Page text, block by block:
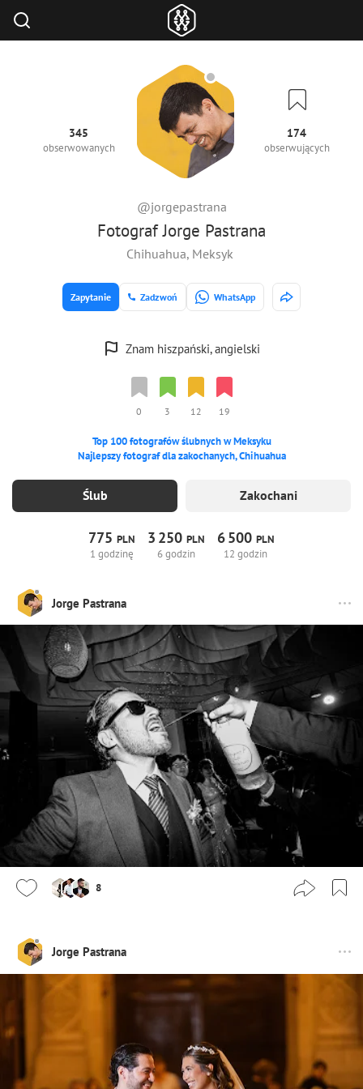
Fotograf Jorge Pastrana
@jorgepastrana
345
obserwowanych
174
obserwujących
Chihuahua, Meksyk
Zapytanie Zadzwoń WhatsApp
Znam hiszpański, angielski
0 3 12 19
Top 100 fotografów ślubnych w Meksyku
Najlepszy fotograf dla zakochanych, Chihuahua
Ślub Zakochani
775PLN
1 godzinę
3 250 PLN
6 godzin
6500 PLN
12 godzin
Jorge Pastrana
8
Jorge Pastrana